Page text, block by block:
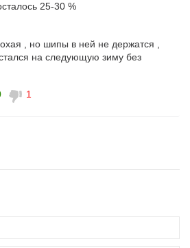
25-30 %
, но шипы в ней не держатся ,
на следующую зиму без
1